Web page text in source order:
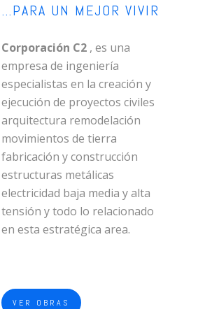
…PARA UN MEJOR VIVIR
Corporación C2 , es una
empresa de ingeniería
especialistas en la creación y
ejecución de proyectos civiles
arquitectura remodelación
movimientos de tierra
fabricación y construcción
estructuras metálicas
electricidad baja media y alta
tensión y todo lo relacionado
en esta estratégica area.
VER OBRAS